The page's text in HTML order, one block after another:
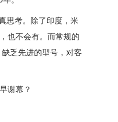
思考。除了印度，米
也不会有。而常规的
乏先进的型号，对客
谢幕？